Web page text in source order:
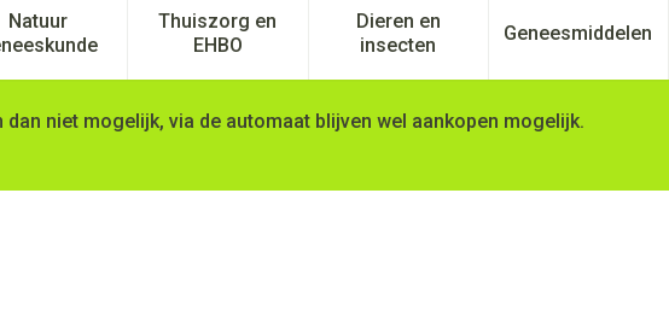
kinderen categorie
Vitaliteit 50+ categorie
Natuur
Toon submenu voor Natuur geneeskunde categorie
Thuiszorg en
EHBOToon submenu voor Thuiszorg en EHBO categorie
Dieren en
insectenToon submenu voor Dieren
Geneesmiddelen
Toon
niet mogelijk, via de automaat blijven wel aankopen mogelijk.